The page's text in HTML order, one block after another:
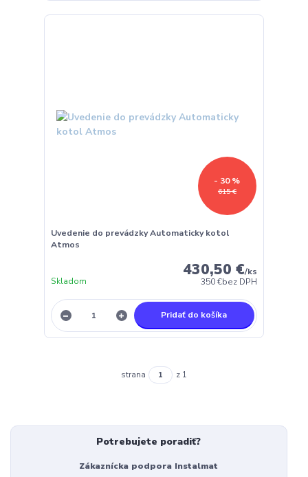
615 €
- 30 %
Uvedenie do prevádzky Automaticky kotol
Atmos
430,50 €/ks
350 €bez DPH
Skladom
Pridať do košíka
strana z 1
Potrebujete poradiť?
Zákaznícka podpora Instalmat